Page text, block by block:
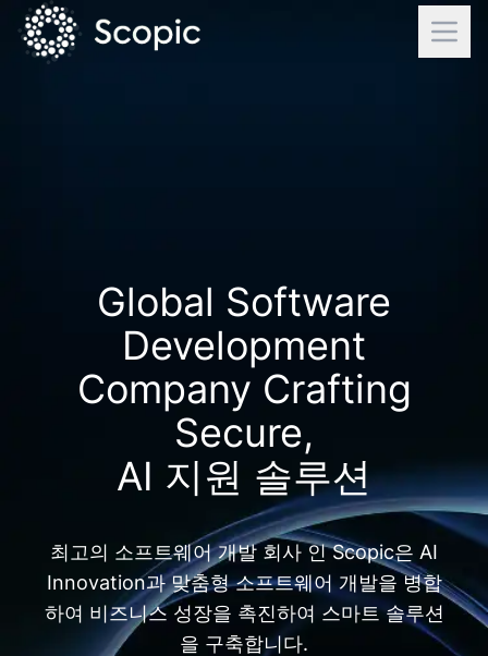
Global Software
Development
Company Crafting
Secure,
AI 지원 솔루션
최고의 소프트웨어 개발 회사 인 Scopic은 AI
Innovation과 맞춤형 소프트웨어 개발을 병합
하여 비즈니스 성장을 촉진하여 스마트 솔루션
을 구축합니다.